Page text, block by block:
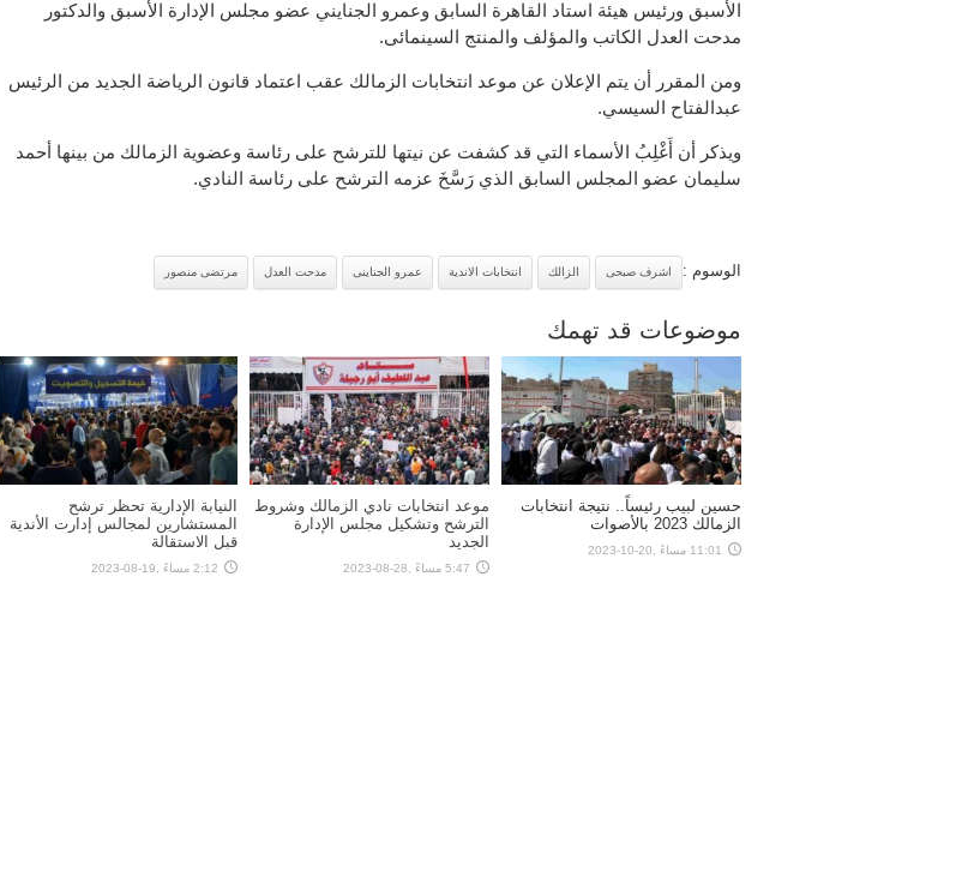
الأسبق ورئيس هيئة استاد القاهرة السابق وعمرو الجنايني عضو مجلس الإدارة الأسبق والدكتور
مدحت العدل الكاتب والمؤلف والمنتج السينمائى.
ومن المقرر أن يتم الإعلان عن موعد انتخابات الزمالك عقب اعتماد قانون الرياضة الجديد من الرئيس
عبدالفتاح السيسي.
ويذكر أن أَغْلِبُ الأسماء التي قد كشفت عن نيتها للترشح على رئاسة وعضوية الزمالك من بينها أحمد
سليمان عضو المجلس السابق الذي رَسَّخَ عزمه الترشح على رئاسة النادي.
الوسوم : اشرف صبحى الزالك انتخابات الاندية عمرو الجناينى مدحت العدل مرتضى منصور
موضوعات قد تهمك
حسين لبيب رئيساً.. نتيجة انتخابات
الزمالك 2023 بالأصوات
11:01 مساءً ,20-10-2023
موعد انتخابات نادي الزمالك وشروط
الترشح وتشكيل مجلس الإدارة
الجديد
5:47 مساءً ,28-08-2023
النيابة الإدارية تحظر ترشح
المستشارين لمجالس إدارت الأندية
قبل الاستقالة
2:12 مساءً ,19-08-2023